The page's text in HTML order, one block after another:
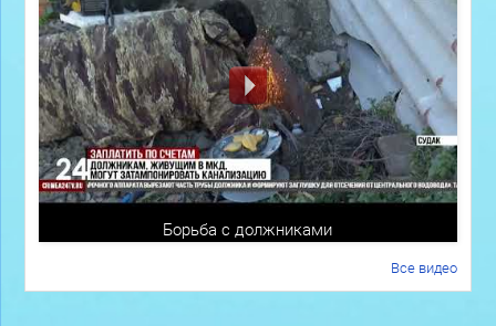
Борьба с должниками
Все видео